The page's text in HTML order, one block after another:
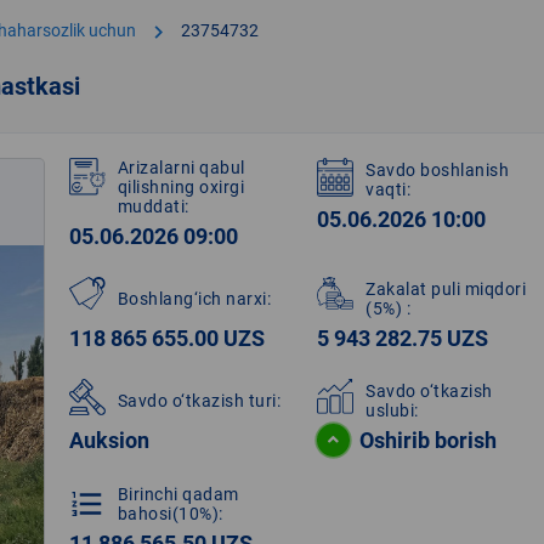
uchun chevron_right 23754732
Arizalarni qabul
qilishning oxirgi
muddati:
05.06.2026 09:00
Savdo boshlanish
vaqti:
05.06.2026 10:00
Boshlang‘ich narxi:
118 865 655.00 UZS
Zakalat puli miqdori
(5%) :
5 943 282.75 UZS
Savdo o‘tkazish turi:
Auksion
Savdo o‘tkazish
uslubi:
Oshirib borish
format_list_numbered
Birinchi qadam
bahosi(10%):